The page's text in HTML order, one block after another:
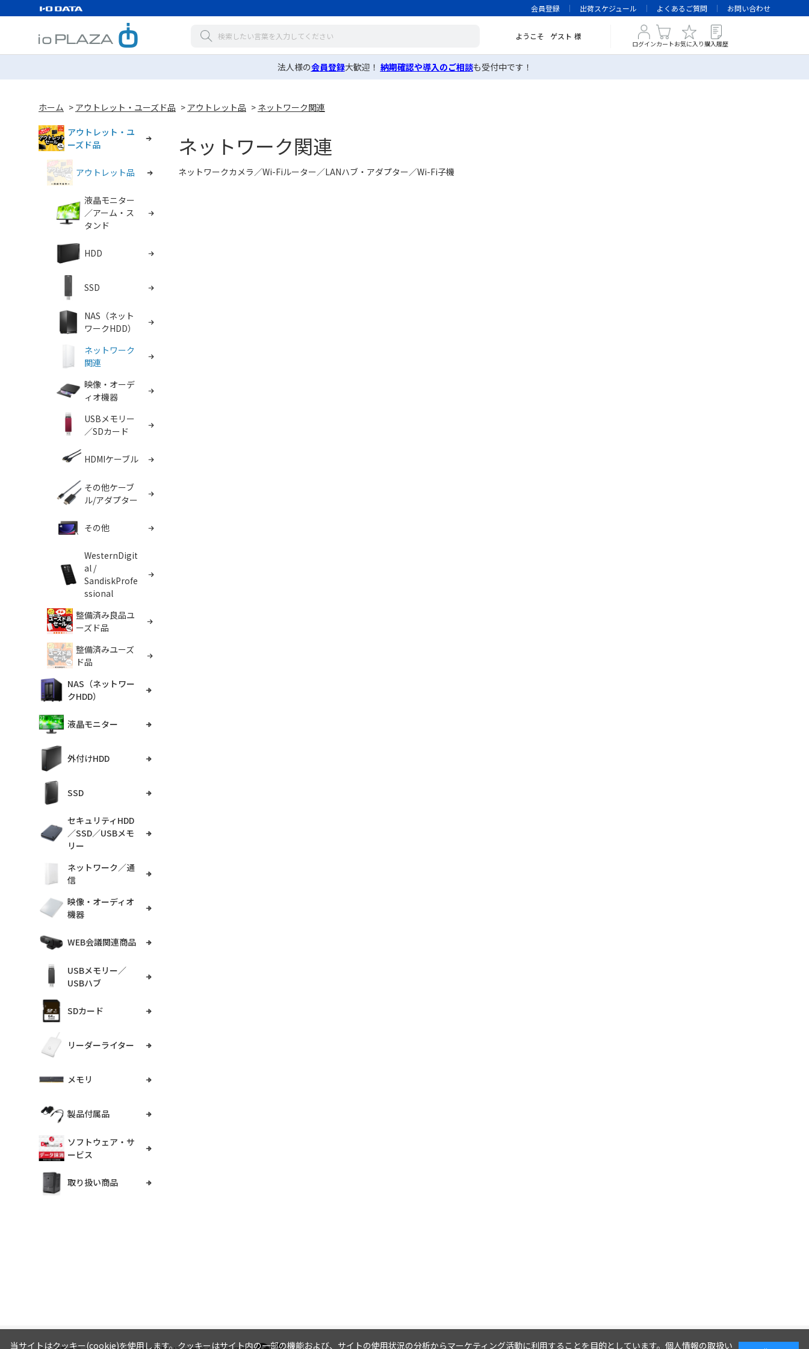
会員登録 出荷スケジュール よくあるご質問 お問い合わせ
ようこそ ゲスト 様
ログインカートお気に入り 購入履歴
法人様の会員登録大歓迎！ 納期確認や導入のご相談も受付中です！
ホーム > アウトレット・ユーズド品 > アウトレット品 > ネットワーク関連
アウトレット・ユ
ーズド品
アウトレット品
液晶モニター
／アーム・ス
タンド
HDD
SSD
NAS（ネット
ワークHDD）
ネットワーク
関連
映像・オーデ
ィオ機器
USBメモリー
／SDカード
HDMIケーブル
その他ケーブ
ル/アダプター
その他
WesternDigit
al /
SandiskProfe
ssional
整備済み良品ユ
ーズド品
整備済みユーズ
ド品
NAS（ネットワー
クHDD）
液晶モニター
外付けHDD
SSD
セキュリティHDD
／SSD／USBメモ
リー
ネットワーク／通
信
映像・オーディオ
機器
WEB会議関連商品
USBメモリー／
USBハブ
SDカード
リーダーライター
メモリ
製品付属品
ソフトウェア・サ
ービス
取り扱い商品
ネットワーク関連
ネットワークカメラ／Wi-Fiルーター／LANハブ・アダプター／Wi-Fi子機
当サイトはクッキー(cookie)を使用します。クッキーはサイト内の一部の機能および、サイトの使用状況の分析からマーケティング活動に利用することを目的としています。個人情報の取扱い